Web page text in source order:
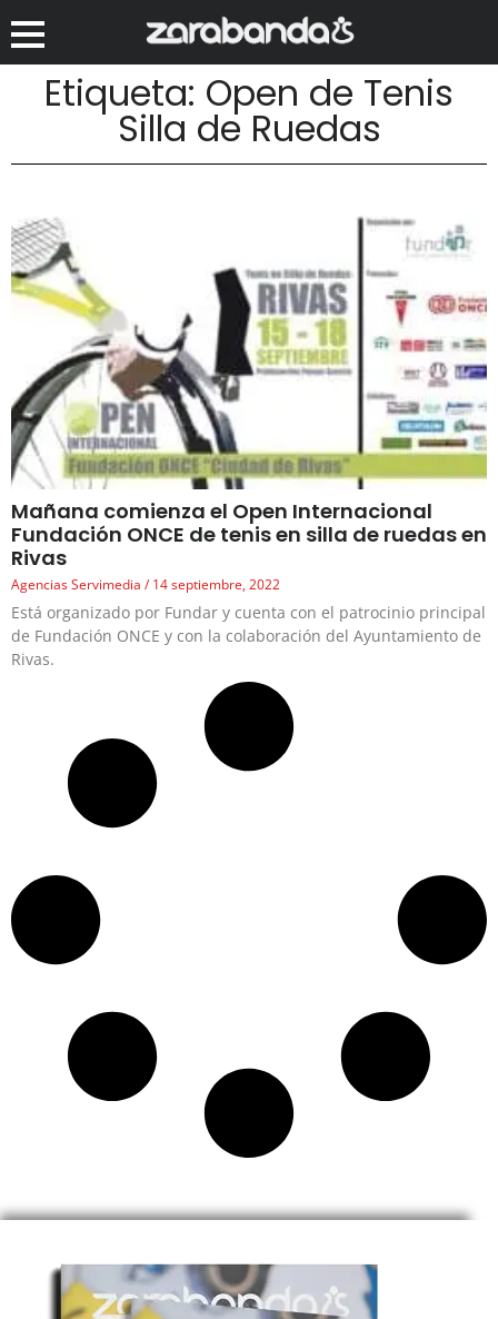
Etiqueta: Open de Tenis
Silla de Ruedas
Mañana comienza el Open Internacional
Fundación ONCE de tenis en silla de ruedas en
Rivas
Agencias Servimedia 14 septiembre, 2022
Está organizado por Fundar y cuenta con el patrocinio principal
de Fundación ONCE y con la colaboración del Ayuntamiento de
Rivas.